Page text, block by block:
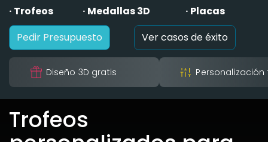
· Trofeos
· Medallas 3D
· Placas
Pedir Presupuesto
Ver casos de éxito
Diseño 3D gratis
Trofeos